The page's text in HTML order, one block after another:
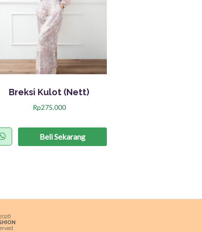
Breksi Kulot (Nett)
Rp275.000
Beli Sekarang